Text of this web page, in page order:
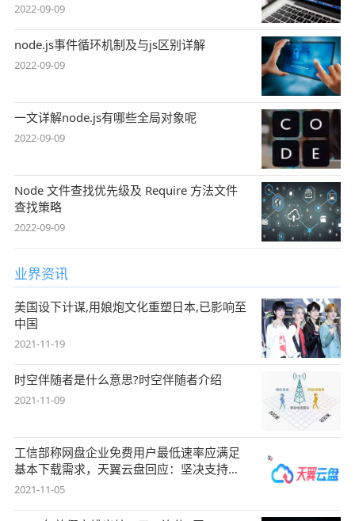
2022-09-09
node.js事件循环机制及与js区别详解
2022-09-09
一文详解node.js有哪些全局对象呢
2022-09-09
Node 文件查找优先级及 Require 方法文件
查找策略
2022-09-09
业界资讯
美国设下计谋,用娘炮文化重塑日本,已影响至
中国
2021-11-19
时空伴随者是什么意思?时空伴随者介绍
2021-11-09
工信部称网盘企业免费用户最低速率应满足
基本下载需求，天翼云盘回应：坚决支持，
始终
2021-11-05